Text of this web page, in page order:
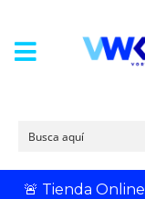
🚨 Tienda Online